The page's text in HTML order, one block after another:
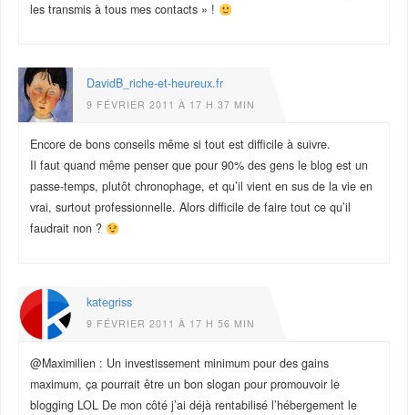
les transmis à tous mes contacts » !
DavidB_riche-et-heureux.fr
9 FÉVRIER 2011 À 17 H 37 MIN
Encore de bons conseils même si tout est difficile à suivre.
Il faut quand même penser que pour 90% des gens le blog est un
passe-temps, plutôt chronophage, et qu’il vient en sus de la vie en
vrai, surtout professionnelle. Alors difficile de faire tout ce qu’il
faudrait non ?
kategriss
9 FÉVRIER 2011 À 17 H 56 MIN
@Maximilien : Un investissement minimum pour des gains
maximum, ça pourrait être un bon slogan pour promouvoir le
blogging LOL De mon côté j’ai déjà rentabilisé l’hébergement le